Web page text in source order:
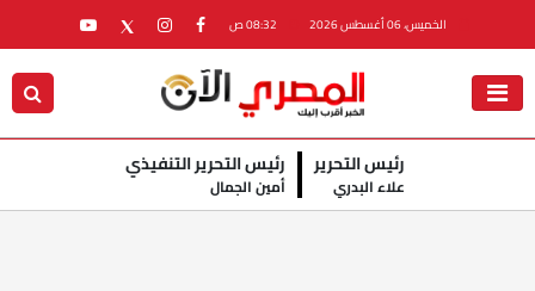
الخميس، 06 أغسطس 2026
رئيس التحرير
علاء البدري
رئيس التحرير التنفيذي
أمين الجمال